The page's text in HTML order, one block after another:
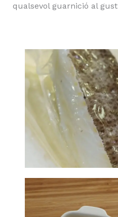
qualsevol guarnició al gust